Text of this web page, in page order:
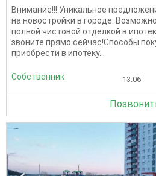
Внимание!!! Уникальное
на новостройки в городе.
полной чистовой отделкой в
звоните прямо сейчас!Способы
приобрести в ипотеку...
Собственник 13.06